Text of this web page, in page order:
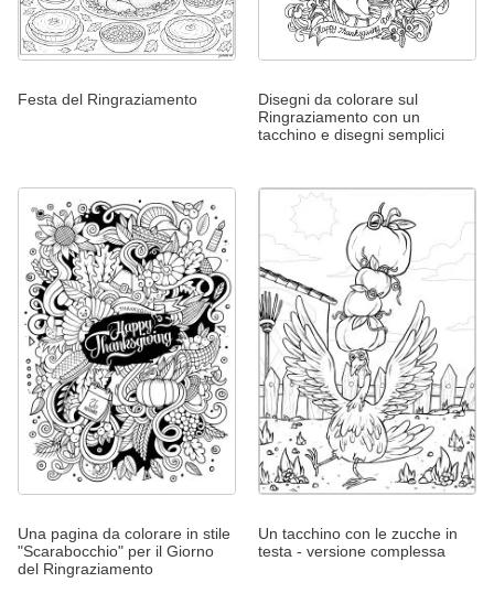
Festa del Ringraziamento
Disegni da colorare sul
Ringraziamento con un
tacchino e disegni semplici
Una pagina da colorare in stile
"Scarabocchio" per il Giorno
del Ringraziamento
Un tacchino con le zucche in
testa - versione complessa